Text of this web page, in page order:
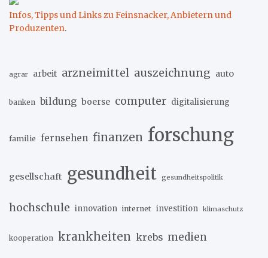
Infos, Tipps und Links zu Feinsnacker, Anbietern und
Produzenten.
agrar arbeit arzneimittel auszeichnung auto
banken bildung boerse computer digitalisierung
familie fernsehen finanzen forschung
gesellschaft gesundheit gesundheitspolitik
hochschule innovation internet investition klimaschutz
kooperation krankheiten krebs medien